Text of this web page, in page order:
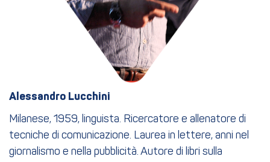
Alessandro Lucchini
Milanese, 1959, linguista. Ricercatore e allenatore di
tecniche di comunicazione. Laurea in lettere, anni nel
giornalismo e nella pubblicità. Autore di libri sulla